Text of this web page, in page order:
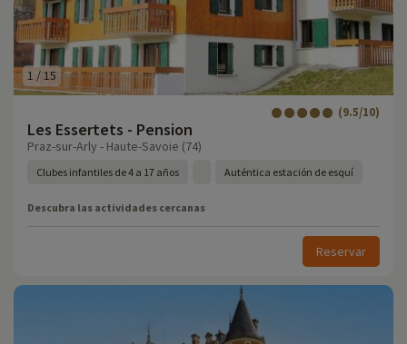
1 /15
Les Essertets - Pension
(9.5/10)
Praz-sur-Arly - Haute-Savoie (74)
Clubes infantiles de 4 a 17 años Auténtica estación de esquí
Descubra las actividades cercanas
Reservar